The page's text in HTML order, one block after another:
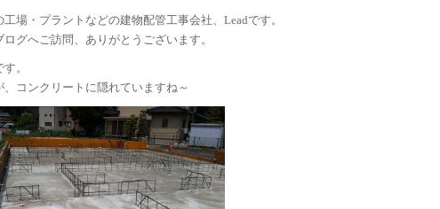
工場・プラントなどの建物配管工事会社、Leadです。
ログへご訪問、ありがとうございます。
。
、コンクリートに隠れていますね～